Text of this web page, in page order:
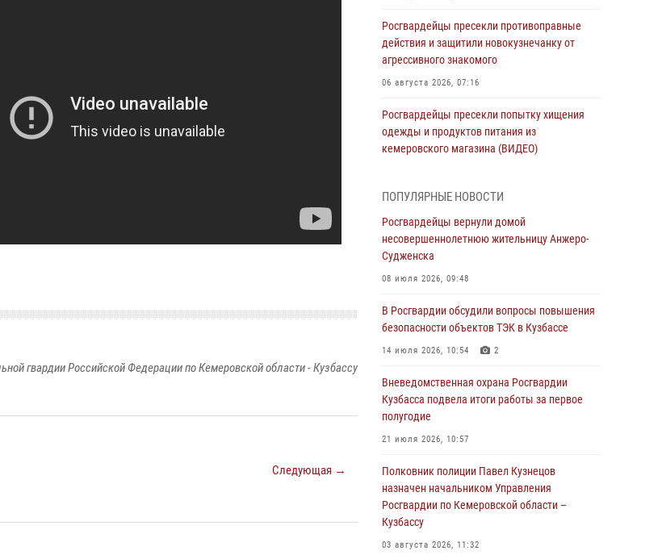
гвардии Российской Федерации по Кемеровской области - Кузбассу
Следующая →
Росгвардейцы пресекли противоправные
действия и защитили новокузнечанку от
агрессивного знакомого
06 августа 2026, 07:16
Росгвардейцы пресекли попытку хищения
одежды и продуктов питания из
кемеровского магазина (ВИДЕО)
В Кузбассе стартовал чемпионат Сибирского
ордена Жукова округа Росгвардии по
служебно-боевой стрельбе
05 августа 2026, 10:53
дебошира, устроившего конфликт в
медицинском учреждении
05 августа 2026, 09:30
Росгвардейцы задержали участника драки,
причинившего побои оппоненту
05 августа 2026, 08:50
общественного порядка на городском пляже
05 августа 2026, 08:10
Росгвардейцы в Юрге пресекли попытку
проникновения на территорию частного
ПОПУЛЯРНЫЕ НОВОСТИ
Росгвардейцы вернули домой
несовершеннолетнюю жительницу Анжеро-
Судженска
08 июля 2026, 09:48
В Росгвардии обсудили вопросы повышения
безопасности объектов ТЭК в Кузбассе
14 июля 2026, 10:54 2
Вневедомственная охрана Росгвардии
Кузбасса подвела итоги работы за первое
полугодие
21 июля 2026, 10:57
Полковник полиции Павел Кузнецов
назначен начальником Управления
Росгвардии по Кемеровской области –
Кузбассу
03 августа 2026, 11:32